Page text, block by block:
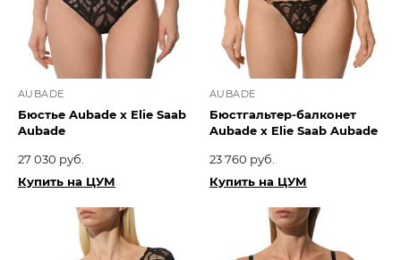
AUBADE
Бюстье Aubade x Elie Saab
Aubade
27 030 руб.
Купить на ЦУМ
AUBADE
Бюстгальтер-балконет
Aubade x Elie Saab Aubade
23 760 руб.
Купить на ЦУМ